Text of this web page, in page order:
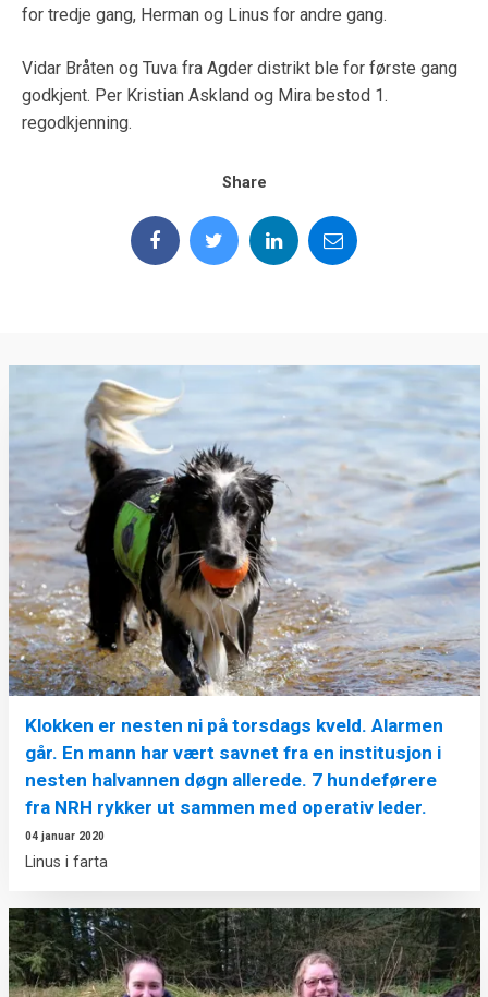
for tredje gang, Herman og Linus for andre gang.
Vidar Bråten og Tuva fra Agder distrikt ble for første gang
godkjent. Per Kristian Askland og Mira bestod 1.
regodkjenning.
Share
Klokken er nesten ni på torsdags kveld. Alarmen
går. En mann har vært savnet fra en institusjon i
nesten halvannen døgn allerede. 7 hundeførere
fra NRH rykker ut sammen med operativ leder.
04 januar 2020
Linus i farta